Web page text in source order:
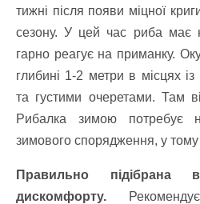
тижні після появи міцної
сезону. У цей час риба має
гарно реагує на приманку.
глибині 1-2 метри в місцях
та густими очеретами. Там
Рибалка зимою потребує
зимового спорядження, у
Правильно
дискомфорту.